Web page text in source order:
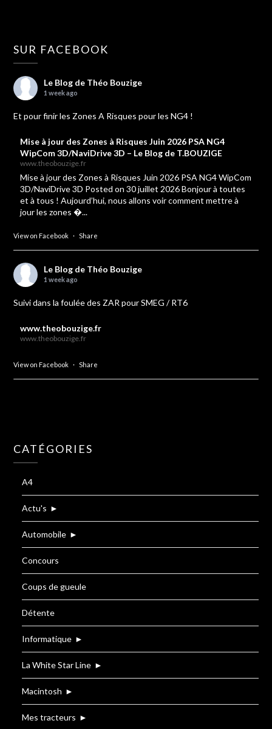
SUR FACEBOOK
Le Blog de Théo Bouzige
1 week ago
Et pour finir les Zones A Risques pour les NG4 !
Mise à jour des Zones à Risques Juin 2026 PSA NG4
WipCom 3D/NaviDrive 3D – Le Blog de T.BOUZIGE
www.theobouzige.fr
Mise à jour des Zones à Risques Juin 2026 PSA NG4 WipCom
3D/NaviDrive 3D Posted on 30 juillet 2026 Bonjour à toutes
et à tous ! Aujourd’hui, nous allons voir comment mettre à
jour les zones �...
View on Facebook · Share
Le Blog de Théo Bouzige
1 week ago
Suivi dans la foulée des ZAR pour SMEG / RT6
www.theobouzige.fr
www.theobouzige.fr
View on Facebook · Share
CATÉGORIES
A4
Actu's ►
Automobile ►
Concours
Coups de gueule
Détente
Informatique ►
La White Star Line ►
Macintosh ►
Mes tracteurs ►